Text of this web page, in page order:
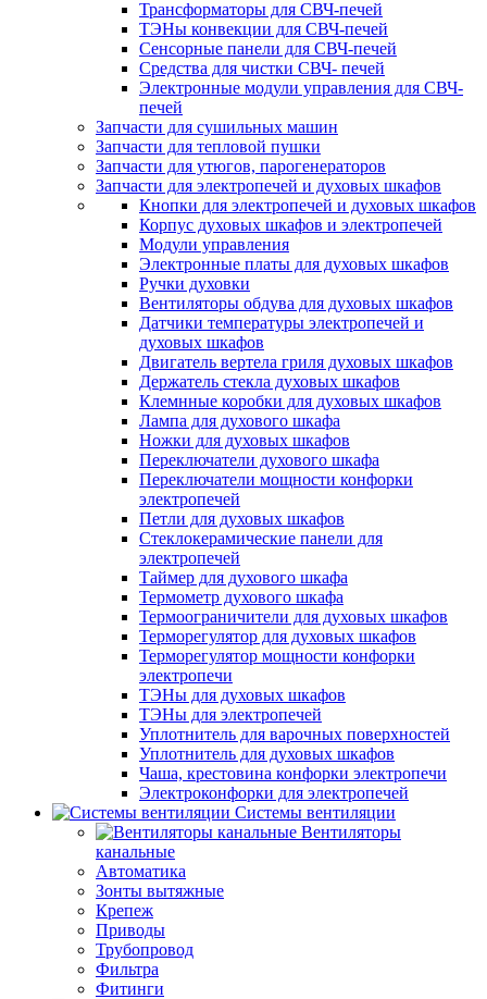
Трансформаторы для СВЧ-печей
ТЭНы конвекции для СВЧ-печей
Сенсорные панели для СВЧ-печей
Средства для чистки СВЧ- печей
Электронные модули управления для СВЧ-
печей
Запчасти для сушильных машин
Запчасти для тепловой пушки
Запчасти для утюгов, парогенераторов
Запчасти для электропечей и духовых шкафов
Кнопки для электропечей и духовых шкафов
Корпус духовых шкафов и электропечей
Модули управления
Электронные платы для духовых шкафов
Ручки духовки
Вентиляторы обдува для духовых шкафов
Датчики температуры электропечей и
духовых шкафов
Двигатель вертела гриля духовых шкафов
Держатель стекла духовых шкафов
Клемнные коробки для духовых шкафов
Лампа для духового шкафа
Ножки для духовых шкафов
Переключатели духового шкафа
Переключатели мощности конфорки
электропечей
Петли для духовых шкафов
Стеклокерамические панели для
электропечей
Таймер для духового шкафа
Термометр духового шкафа
Термоограничители для духовых шкафов
Терморегулятор для духовых шкафов
Терморегулятор мощности конфорки
электропечи
ТЭНы для духовых шкафов
ТЭНы для электропечей
Уплотнитель для варочных поверхностей
Уплотнитель для духовых шкафов
Чаша, крестовина конфорки электропечи
Электроконфорки для электропечей
Системы вентиляции
Вентиляторы
канальные
Автоматика
Зонты вытяжные
Крепеж
Приводы
Трубопровод
Фильтра
Фитинги